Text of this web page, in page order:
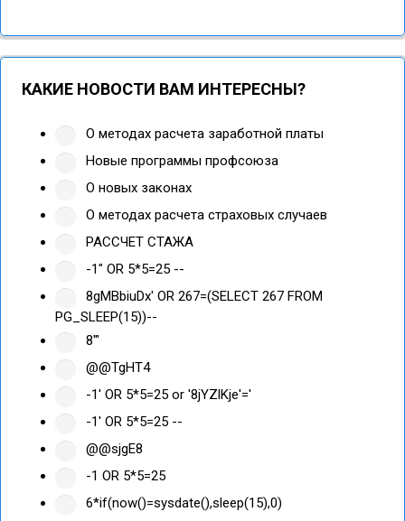
КАКИЕ НОВОСТИ ВАМ ИНТЕРЕСНЫ?
О методах расчета заработной платы
Новые программы профсоюза
О новых законах
О методах расчета страховых случаев
РАССЧЕТ СТАЖА
-1" OR 5*5=25 --
8gMBbiuDx' OR 267=(SELECT 267 FROM
PG_SLEEP(15))--
8'"
@@TgHT4
-1' OR 5*5=25 or '8jYZlKje'='
-1' OR 5*5=25 --
@@sjgE8
-1 OR 5*5=25
6*if(now()=sysdate(),sleep(15),0)